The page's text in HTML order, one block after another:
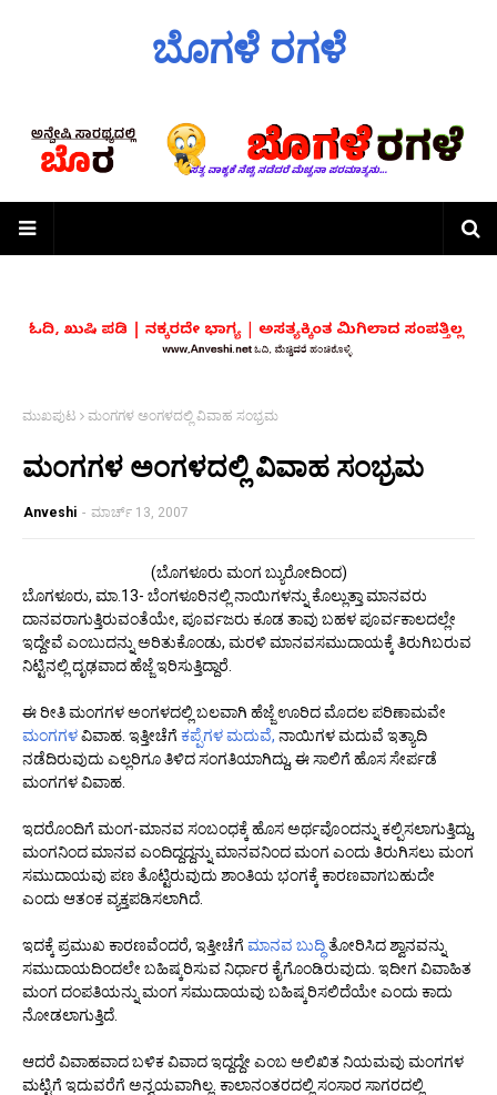
ಬೊಗಳೆ ರಗಳೆ
ಮುಖಪುಟ ಮಂಗಗಳ ಅಂಗಳದಲ್ಲಿ ವಿವಾಹ ಸಂಭ್ರಮ
ಮಂಗಗಳ ಅಂಗಳದಲ್ಲಿ ವಿವಾಹ ಸಂಭ್ರಮ
Anveshi - ಮಾರ್ಚ್ 13, 2007
(ಬೊಗಳೂರು ಮಂಗ ಬ್ಯುರೋದಿಂದ)
ಬೊಗಳೂರು, ಮಾ.13- ಬೆಂಗಳೂರಿನಲ್ಲಿ ನಾಯಿಗಳನ್ನು ಕೊಲ್ಲುತ್ತಾ ಮಾನವರು
ದಾನವರಾಗುತ್ತಿರುವಂತೆಯೇ, ಪೂರ್ವಜರು ಕೂಡ ತಾವು ಬಹಳ ಪೂರ್ವಕಾಲದಲ್ಲೇ
ಇದ್ದೇವೆ ಎಂಬುದನ್ನು ಅರಿತುಕೊಂಡು, ಮರಳಿ ಮಾನವಸಮುದಾಯಕ್ಕೆ ತಿರುಗಿಬರುವ
ನಿಟ್ಟಿನಲ್ಲಿ ದೃಢವಾದ ಹೆಜ್ಜೆ ಇರಿಸುತ್ತಿದ್ದಾರೆ.
ಈ ರೀತಿ ಮಂಗಗಳ ಅಂಗಳದಲ್ಲಿ ಬಲವಾಗಿ ಹೆಜ್ಜೆ ಊರಿದ ಮೊದಲ ಪರಿಣಾಮವೇ
ಮಂಗಗಳವಿವಾಹ. ಇತ್ತೀಚೆಗೆ ಕಪ್ಪೆಗಳ ಮದುವೆ, ನಾಯಿಗಳ ಮದುವೆ ಇತ್ಯಾದಿ
ನಡೆದಿರುವುದು ಎಲ್ಲರಿಗೂ ತಿಳಿದ ಸಂಗತಿಯಾಗಿದ್ದು, ಈ ಸಾಲಿಗೆ ಹೊಸ ಸೇರ್ಪಡೆ
ಮಂಗಗಳ ವಿವಾಹ.
ಇದರೊಂದಿಗೆ ಮಂಗ-ಮಾನವ ಸಂಬಂಧಕ್ಕೆ ಹೊಸ ಅರ್ಥವೊಂದನ್ನು ಕಲ್ಪಿಸಲಾಗುತ್ತಿದ್ದು,
ಮಂಗನಿಂದ ಮಾನವ ಎಂದಿದ್ದದ್ದನ್ನು ಮಾನವನಿಂದ ಮಂಗ ಎಂದು ತಿರುಗಿಸಲು ಮಂಗ
ಸಮುದಾಯವು ಪಣ ತೊಟ್ಟಿರುವುದು ಶಾಂತಿಯ ಭಂಗಕ್ಕೆ ಕಾರಣವಾಗಬಹುದೇ
ಎಂದು ಆತಂಕ ವ್ಯಕ್ತಪಡಿಸಲಾಗಿದೆ.
ಇದಕ್ಕೆ ಪ್ರಮುಖ ಕಾರಣವೆಂದರೆ, ಇತ್ತೀಚೆಗೆ ಮಾನವ ಬುದ್ಧಿತೋರಿಸಿದ ಶ್ವಾನವನ್ನು
ಸಮುದಾಯದಿಂದಲೇ ಬಹಿಷ್ಕರಿಸುವ ನಿರ್ಧಾರ ಕೈಗೊಂಡಿರುವುದು. ಇದೀಗ ವಿವಾಹಿತ
ಮಂಗ ದಂಪತಿಯನ್ನು ಮಂಗ ಸಮುದಾಯವು ಬಹಿಷ್ಕರಿಸಲಿದೆಯೇ ಎಂದು ಕಾದು
ನೋಡಲಾಗುತ್ತಿದೆ.
ಆದರೆ ವಿವಾಹವಾದ ಬಳಿಕ ವಿವಾದ ಇದ್ದದ್ದೇ ಎಂಬ ಅಲಿಖಿತ ನಿಯಮವು ಮಂಗಗಳ
ಮಟ್ಟಿಗೆ ಇದುವರೆಗೆ ಅನ್ವಯವಾಗಿಲ್ಲ. ಕಾಲಾನಂತರದಲ್ಲಿ ಸಂಸಾರ ಸಾಗರದಲ್ಲಿ